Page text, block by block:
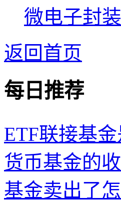
微电子封
返回首页
每日推荐
ETF联接基
货币基金的
基金卖出了